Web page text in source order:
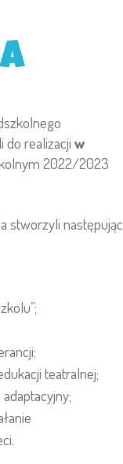
do realizacji w
2022/2023
stworzyli
teatralnej;